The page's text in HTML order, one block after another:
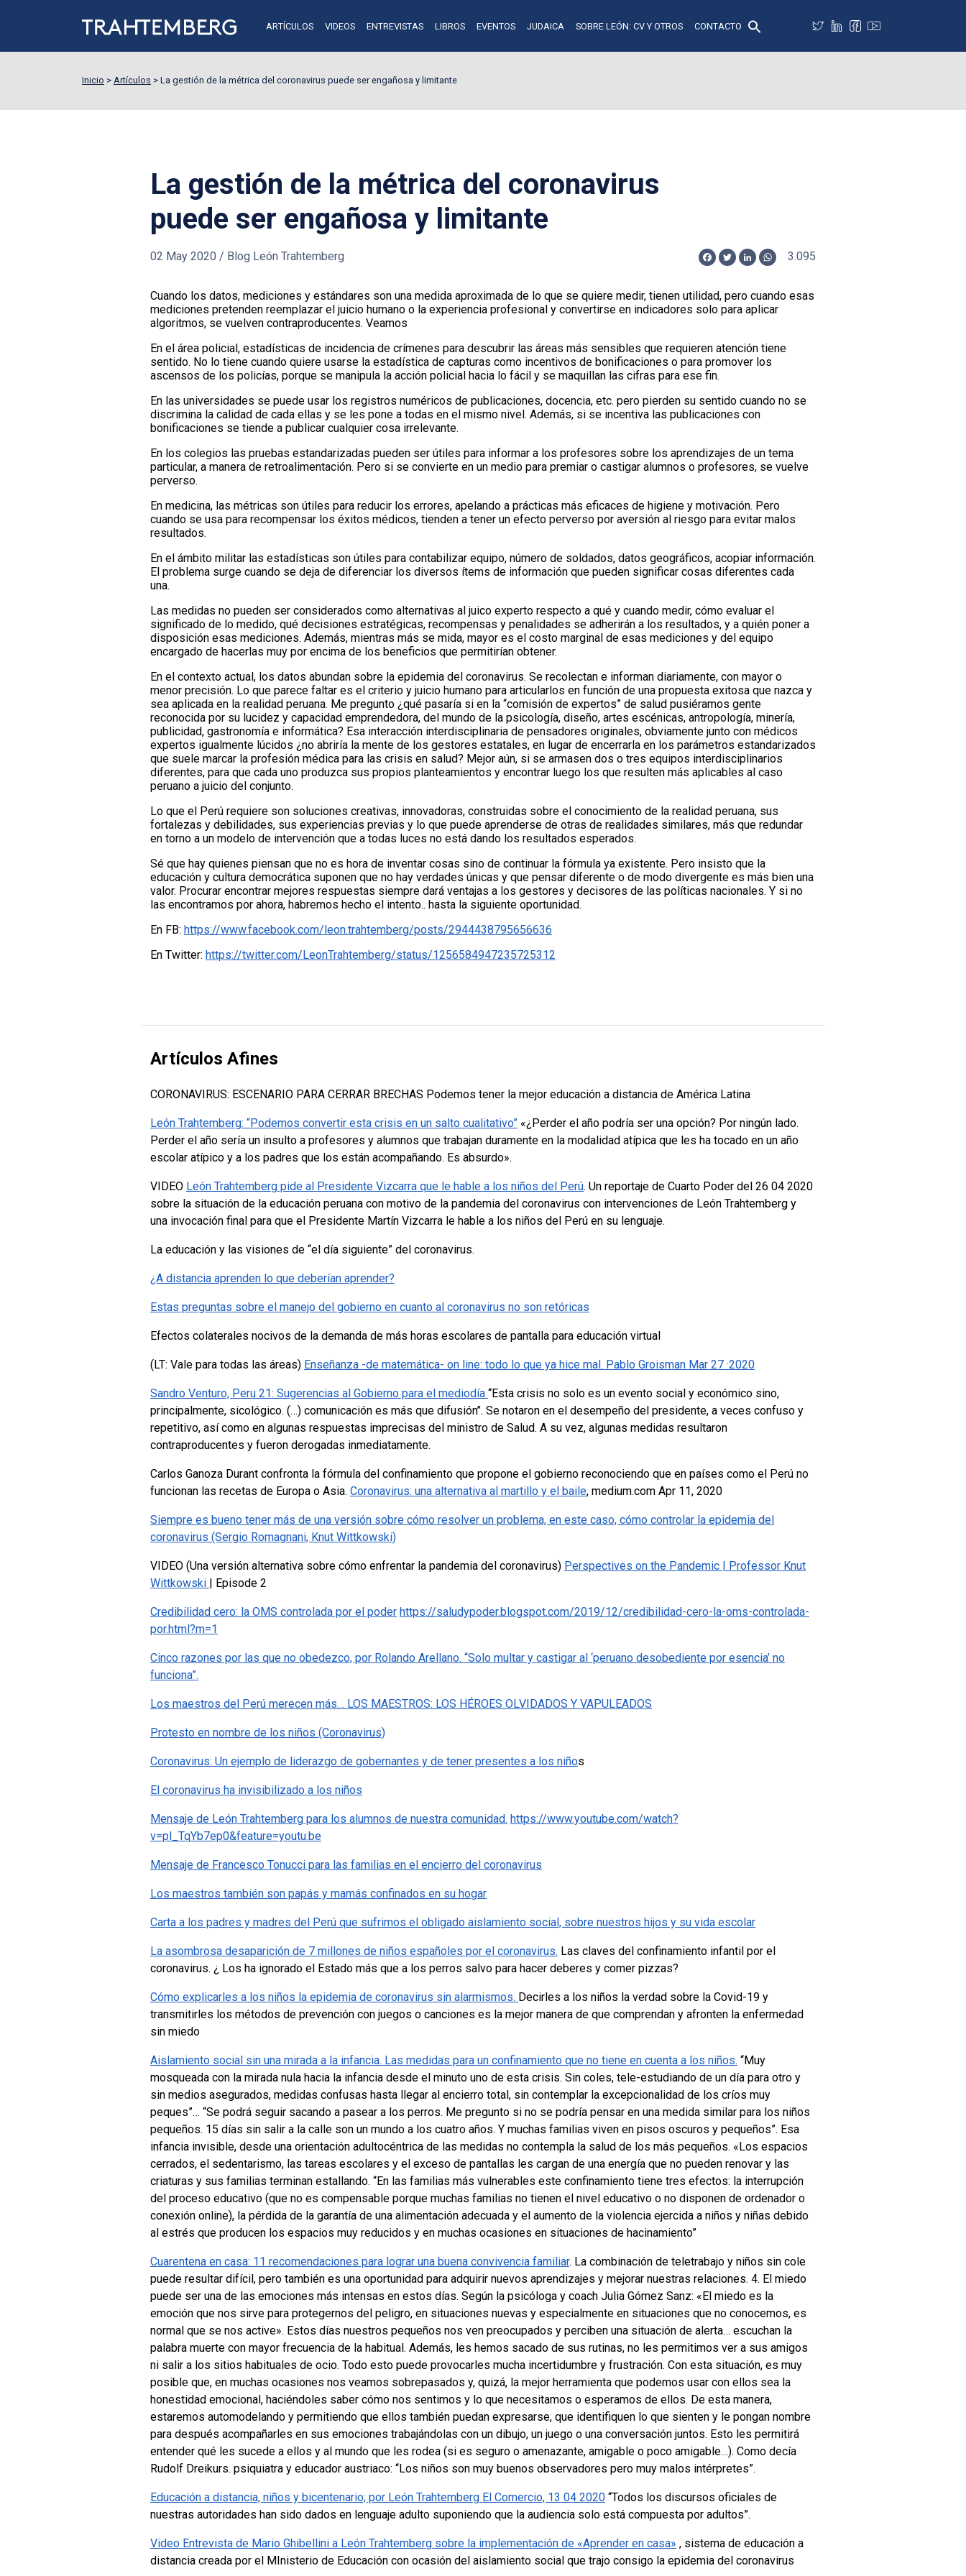
ARTÍCULOS VIDEOS ENTREVISTAS LIBROS EVENTOS JUDAICA SOBRE LEÓN: CV Y OTROS CONTACTO
Inicio > Artículos > La gestión de la métrica del coronavirus puede ser engañosa y limitante
La gestión de la métrica del coronavirus
puede ser engañosa y limitante
02 May 2020 / Blog León Trahtemberg
Facebook
TwitterLinkedInWhatsApp
3.095
Cuando los datos, mediciones y estándares son una medida aproximada de lo que se quiere medir, tienen utilidad, pero cuando esas
mediciones pretenden reemplazar el juicio humano o la experiencia profesional y convertirse en indicadores solo para aplicar
algoritmos, se vuelven contraproducentes. Veamos
En el área policial, estadísticas de incidencia de crímenes para descubrir las áreas más sensibles que requieren atención tiene
sentido. No lo tiene cuando quiere usarse la estadística de capturas como incentivos de bonificaciones o para promover los
ascensos de los policías, porque se manipula la acción policial hacia lo fácil y se maquillan las cifras para ese fin.
En las universidades se puede usar los registros numéricos de publicaciones, docencia, etc. pero pierden su sentido cuando no se
discrimina la calidad de cada ellas y se les pone a todas en el mismo nivel. Además, si se incentiva las publicaciones con
bonificaciones se tiende a publicar cualquier cosa irrelevante.
En los colegios las pruebas estandarizadas pueden ser útiles para informar a los profesores sobre los aprendizajes de un tema
particular, a manera de retroalimentación. Pero si se convierte en un medio para premiar o castigar alumnos o profesores, se vuelve
perverso.
En medicina, las métricas son útiles para reducir los errores, apelando a prácticas más eficaces de higiene y motivación. Pero
cuando se usa para recompensar los éxitos médicos, tienden a tener un efecto perverso por aversión al riesgo para evitar malos
resultados.
En el ámbito militar las estadísticas son útiles para contabilizar equipo, número de soldados, datos geográficos, acopiar información.
El problema surge cuando se deja de diferenciar los diversos ítems de información que pueden significar cosas diferentes cada
una.
Las medidas no pueden ser considerados como alternativas al juico experto respecto a qué y cuando medir, cómo evaluar el
significado de lo medido, qué decisiones estratégicas, recompensas y penalidades se adherirán a los resultados, y a quién poner a
disposición esas mediciones. Además, mientras más se mida, mayor es el costo marginal de esas mediciones y del equipo
encargado de hacerlas muy por encima de los beneficios que permitirían obtener.
En el contexto actual, los datos abundan sobre la epidemia del coronavirus. Se recolectan e informan diariamente, con mayor o
menor precisión. Lo que parece faltar es el criterio y juicio humano para articularlos en función de una propuesta exitosa que nazca y
sea aplicada en la realidad peruana. Me pregunto ¿qué pasaría si en la “comisión de expertos” de salud pusiéramos gente
reconocida por su lucidez y capacidad emprendedora, del mundo de la psicología, diseño, artes escénicas, antropología, minería,
publicidad, gastronomía e informática? Esa interacción interdisciplinaria de pensadores originales, obviamente junto con médicos
expertos igualmente lúcidos ¿no abriría la mente de los gestores estatales, en lugar de encerrarla en los parámetros estandarizados
que suele marcar la profesión médica para las crisis en salud? Mejor aún, si se armasen dos o tres equipos interdisciplinarios
diferentes, para que cada uno produzca sus propios planteamientos y encontrar luego los que resulten más aplicables al caso
peruano a juicio del conjunto.
Lo que el Perú requiere son soluciones creativas, innovadoras, construidas sobre el conocimiento de la realidad peruana, sus
fortalezas y debilidades, sus experiencias previas y lo que puede aprenderse de otras de realidades similares, más que redundar
en torno a un modelo de intervención que a todas luces no está dando los resultados esperados.
Sé que hay quienes piensan que no es hora de inventar cosas sino de continuar la fórmula ya existente. Pero insisto que la
educación y cultura democrática suponen que no hay verdades únicas y que pensar diferente o de modo divergente es más bien una
valor. Procurar encontrar mejores respuestas siempre dará ventajas a los gestores y decisores de las políticas nacionales. Y si no
las encontramos por ahora, habremos hecho el intento.. hasta la siguiente oportunidad.
En FB: https://www.facebook.com/leon.trahtemberg/posts/2944438795656636
En Twitter: https://twitter.com/LeonTrahtemberg/status/1256584947235725312
Artículos Afines
CORONAVIRUS: ESCENARIO PARA CERRAR BRECHAS Podemos tener la mejor educación a distancia de América Latina
León Trahtemberg: “Podemos convertir esta crisis en un salto cualitativo” «¿Perder el año podría ser una opción? Por ningún lado.
Perder el año sería un insulto a profesores y alumnos que trabajan duramente en la modalidad atípica que les ha tocado en un año
escolar atípico y a los padres que los están acompañando. Es absurdo».
VIDEO León Trahtemberg pide al Presidente Vizcarra que le hable a los niños del Perú. Un reportaje de Cuarto Poder del 26 04 2020
sobre la situación de la educación peruana con motivo de la pandemia del coronavirus con intervenciones de León Trahtemberg y
una invocación final para que el Presidente Martín Vizcarra le hable a los niños del Perú en su lenguaje.
La educación y las visiones de “el día siguiente” del coronavirus.
¿A distancia aprenden lo que deberían aprender?
Estas preguntas sobre el manejo del gobierno en cuanto al coronavirus no son retóricas
Efectos colaterales nocivos de la demanda de más horas escolares de pantalla para educación virtual
(LT: Vale para todas las áreas) Enseñanza -de matemática- on line: todo lo que ya hice mal. Pablo Groisman Mar 27 ·2020
Sandro Venturo, Peru 21: Sugerencias al Gobierno para el mediodía “Esta crisis no solo es un evento social y económico sino,
principalmente, sicológico. (…) comunicación es más que difusión’’. Se notaron en el desempeño del presidente, a veces confuso y
repetitivo, así como en algunas respuestas imprecisas del ministro de Salud. A su vez, algunas medidas resultaron
contraproducentes y fueron derogadas inmediatamente.
Carlos Ganoza Durant confronta la fórmula del confinamiento que propone el gobierno reconociendo que en países como el Perú no
funcionan las recetas de Europa o Asia. Coronavirus: una alternativa al martillo y el baile, medium.com Apr 11, 2020
Siempre es bueno tener más de una versión sobre cómo resolver un problema, en este caso, cómo controlar la epidemia del
coronavirus (Sergio Romagnani, Knut Wittkowski)
VIDEO (Una versión alternativa sobre cómo enfrentar la pandemia del coronavirus) Perspectives on the Pandemic | Professor Knut
Wittkowski | Episode 2
Credibilidad cero: la OMS controlada por el poder https://saludypoder.blogspot.com/2019/12/credibilidad-cero-la-oms-controlada-
por.html?m=1
Cinco razones por las que no obedezco, por Rolando Arellano. “Solo multar y castigar al ‘peruano desobediente por esencia’ no
funciona”.
Los maestros del Perú merecen más… LOS MAESTROS: LOS HÉROES OLVIDADOS Y VAPULEADOS
Protesto en nombre de los niños (Coronavirus)
Coronavirus: Un ejemplo de liderazgo de gobernantes y de tener presentes a los niños
El coronavirus ha invisibilizado a los niños
Mensaje de León Trahtemberg para los alumnos de nuestra comunidad. https://www.youtube.com/watch?
v=pl_TqYb7ep0&feature=youtu.be
Mensaje de Francesco Tonucci para las familias en el encierro del coronavirus
Los maestros también son papás y mamás confinados en su hogar
Carta a los padres y madres del Perú que sufrimos el obligado aislamiento social, sobre nuestros hijos y su vida escolar
La asombrosa desaparición de 7 millones de niños españoles por el coronavirus. Las claves del confinamiento infantil por el
coronavirus. ¿ Los ha ignorado el Estado más que a los perros salvo para hacer deberes y comer pizzas?
Cómo explicarles a los niños la epidemia de coronavirus sin alarmismos. Decirles a los niños la verdad sobre la Covid-19 y
transmitirles los métodos de prevención con juegos o canciones es la mejor manera de que comprendan y afronten la enfermedad
sin miedo
Aislamiento social sin una mirada a la infancia. Las medidas para un confinamiento que no tiene en cuenta a los niños. “Muy
mosqueada con la mirada nula hacia la infancia desde el minuto uno de esta crisis. Sin coles, tele-estudiando de un día para otro y
sin medios asegurados, medidas confusas hasta llegar al encierro total, sin contemplar la excepcionalidad de los críos muy
peques”… “Se podrá seguir sacando a pasear a los perros. Me pregunto si no se podría pensar en una medida similar para los niños
pequeños. 15 días sin salir a la calle son un mundo a los cuatro años. Y muchas familias viven en pisos oscuros y pequeños”. Esa
infancia invisible, desde una orientación adultocéntrica de las medidas no contempla la salud de los más pequeños. «Los espacios
cerrados, el sedentarismo, las tareas escolares y el exceso de pantallas les cargan de una energía que no pueden renovar y las
criaturas y sus familias terminan estallando. “En las familias más vulnerables este confinamiento tiene tres efectos: la interrupción
del proceso educativo (que no es compensable porque muchas familias no tienen el nivel educativo o no disponen de ordenador o
conexión online), la pérdida de la garantía de una alimentación adecuada y el aumento de la violencia ejercida a niños y niñas debido
al estrés que producen los espacios muy reducidos y en muchas ocasiones en situaciones de hacinamiento”
Cuarentena en casa: 11 recomendaciones para lograr una buena convivencia familiar. La combinación de teletrabajo y niños sin cole
puede resultar difícil, pero también es una oportunidad para adquirir nuevos aprendizajes y mejorar nuestras relaciones. 4. El miedo
puede ser una de las emociones más intensas en estos días. Según la psicóloga y coach Julia Gómez Sanz: «El miedo es la
emoción que nos sirve para protegernos del peligro, en situaciones nuevas y especialmente en situaciones que no conocemos, es
normal que se nos active». Estos días nuestros pequeños nos ven preocupados y perciben una situación de alerta… escuchan la
palabra muerte con mayor frecuencia de la habitual. Además, les hemos sacado de sus rutinas, no les permitimos ver a sus amigos
ni salir a los sitios habituales de ocio. Todo esto puede provocarles mucha incertidumbre y frustración. Con esta situación, es muy
posible que, en muchas ocasiones nos veamos sobrepasados y, quizá, la mejor herramienta que podemos usar con ellos sea la
honestidad emocional, haciéndoles saber cómo nos sentimos y lo que necesitamos o esperamos de ellos. De esta manera,
estaremos automodelando y permitiendo que ellos también puedan expresarse, que identifiquen lo que sienten y le pongan nombre
para después acompañarles en sus emociones trabajándolas con un dibujo, un juego o una conversación juntos. Esto les permitirá
entender qué les sucede a ellos y al mundo que les rodea (si es seguro o amenazante, amigable o poco amigable…). Como decía
Rudolf Dreikurs. psiquiatra y educador austriaco: “Los niños son muy buenos observadores pero muy malos intérpretes”.
Educación a distancia, niños y bicentenario; por León Trahtemberg El Comercio, 13 04 2020 “Todos los discursos oficiales de
nuestras autoridades han sido dados en lenguaje adulto suponiendo que la audiencia solo está compuesta por adultos”.
Video Entrevista de Mario Ghibellini a León Trahtemberg sobre la implementación de «Aprender en casa» , sistema de educación a
distancia creada por el MInisterio de Educación con ocasión del aislamiento social que trajo consigo la epidemia del coronavirus